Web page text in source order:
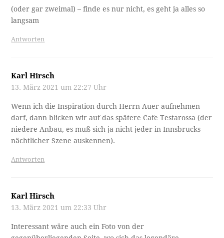
(oder gar zweimal) – finde es nur nicht, es geht ja alles so
langsam
Antworten
Karl Hirsch
13. März 2021 um 22:27 Uhr
Wenn ich die Inspiration durch Herrn Auer aufnehmen
darf, dann blicken wir auf das spätere Cafe Testarossa (der
niedere Anbau, es muß sich ja nicht jeder in Innsbrucks
nächtlicher Szene auskennen).
Antworten
Karl Hirsch
13. März 2021 um 22:33 Uhr
Interessant wäre auch ein Foto von der